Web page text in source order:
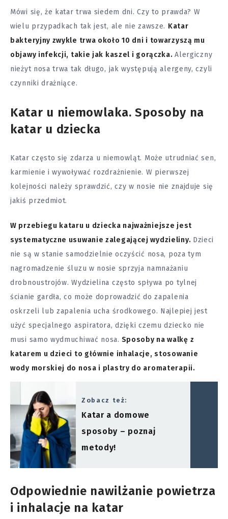
Mówi się, że katar trwa siedem dni. Czy to prawda? W
wielu przypadkach tak jest, ale nie zawsze. Katar
bakteryjny zwykle trwa około 10 dni i towarzyszą mu
objawy infekcji, takie jak kaszel i gorączka.Alergiczny
nieżyt nosa trwa tak długo, jak występują alergeny, czyli
czynniki drażniące.
Katar u niemowlaka. Sposoby na
katar u dziecka
Katar często się zdarza u niemowląt. Może utrudniać sen,
karmienie i wywoływać rozdrażnienie. W pierwszej
kolejności należy sprawdzić, czy w nosie nie znajduje się
jakiś przedmiot.
W przebiegu kataru u dziecka najważniejsze jest
systematyczne usuwanie zalegającej wydzieliny. Dzieci
nie są w stanie samodzielnie oczyścić nosa, poza tym
nagromadzenie śluzu w nosie sprzyja namnażaniu
drobnoustrojów. Wydzielina często spływa po tylnej
ścianie gardła, co może doprowadzić do zapalenia
oskrzeli lub zapalenia ucha środkowego. Najlepiej jest
użyć specjalnego aspiratora, dzięki czemu dziecko nie
musi samo wydmuchiwać nosa. Sposoby na walkę z
katarem u dzieci to głównie inhalacje, stosowanie
wody morskiej do nosa i plastry do aromaterapii.
Zobacz też:
Katar a domowe
sposoby – poznaj
metody!
Odpowiednie nawilżanie powietrza
i inhalacje na katar